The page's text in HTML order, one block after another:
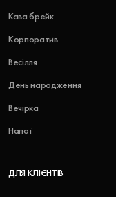
Кава брейк
Корпоратив
Весілля
День народження
Вечірка
Напої
ДЛЯ КЛІЄНТІВ